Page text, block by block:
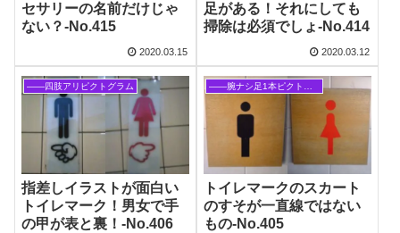
セサリーの名前だけじゃ
ない？‐No.415
2020.03.15
足がある！それにしても
掃除は必須でしょ‐No.414
2020.03.12
――四肢アリピクトグラム
指差しイラストが面白い
トイレマーク！男女で手
の甲が表と裏！‐No.406
トイレマークのスカート
のすそが一直線ではない
もの‐No.405